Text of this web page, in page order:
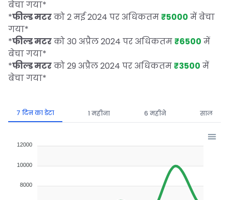
बेचा गया*
*फील्ड मटरको 2 मई 2024 पर अधिकतम ₹5000 में बेचा
गया*
*फील्ड मटरको 30 अप्रैल 2024 पर अधिकतम ₹6500 में
बेचा गया*
*फील्ड मटरको 29 अप्रैल 2024 पर अधिकतम ₹3500 में
बेचा गया*
7 दिन का डेटा 1 महीना 6 महीने साल
12000
10000
8000